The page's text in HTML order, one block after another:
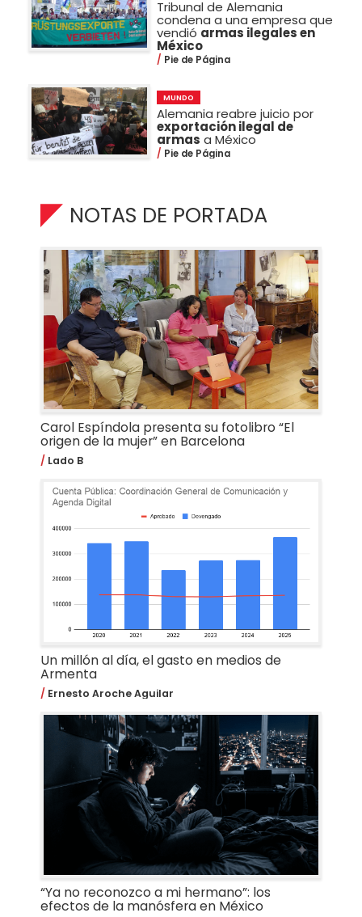
Tribunal de Alemania
condena a una empresa que
vendió armas ilegales en
México
Pie de Página
MUNDO
Alemania reabre juicio por
exportación ilegal de
armas a México
Pie de Página
NOTAS DE PORTADA
Carol Espíndola presenta su fotolibro “El
origen de la mujer” en Barcelona
Lado B
Un millón al día, el gasto en medios de
Armenta
Ernesto Aroche Aguilar
“Ya no reconozco a mi hermano”: los
efectos de la manósfera en México